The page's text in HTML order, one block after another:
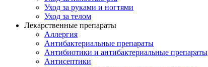
Уход за руками и ногтями
Уход за телом
Лекарственные препараты
Аллергия
Антибактериальные препараты
Антибиотики и антибактериальные препараты
Антисептики